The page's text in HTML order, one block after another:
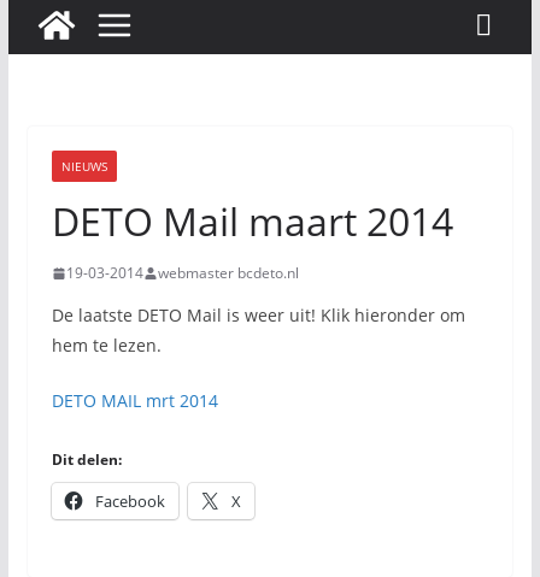
NIEUWS
DETO Mail maart 2014
19-03-2014 webmaster bcdeto.nl
De laatste DETO Mail is weer uit! Klik hieronder om
hem te lezen.
DETO MAIL mrt 2014
Dit delen:
Facebook X